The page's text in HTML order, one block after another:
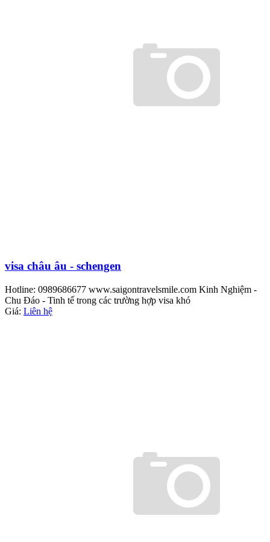
visa châu âu - schengen
Hotline: 0989686677 www.saigontravelsmile.com Kinh Nghiệm -
Chu Đáo - Tinh tế trong các trường hợp visa khó
Giá: Liên hệ